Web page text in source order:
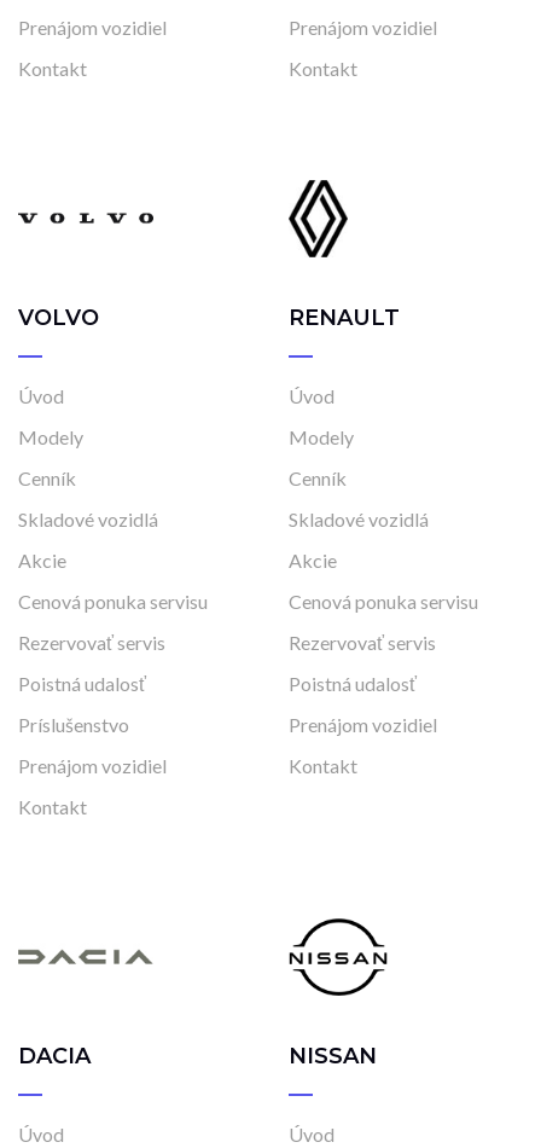
Prenájom vozidiel
Kontakt
Prenájom vozidiel
Kontakt
VOLVO
Úvod
Modely
Cenník
Skladové vozidlá
Akcie
Cenová ponuka servisu
Rezervovať servis
Poistná udalosť
Príslušenstvo
Prenájom vozidiel
Kontakt
RENAULT
Úvod
Modely
Cenník
Skladové vozidlá
Akcie
Cenová ponuka servisu
Rezervovať servis
Poistná udalosť
Prenájom vozidiel
Kontakt
DACIA
Úvod
NISSAN
Úvod